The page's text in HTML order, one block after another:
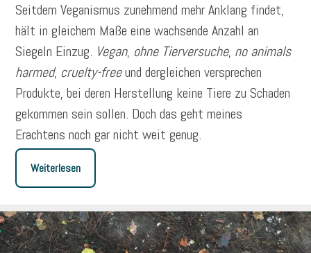
Seitdem Veganismus zunehmend mehr Anklang findet,
hält in gleichem Maße eine wachsende Anzahl an
Siegeln Einzug. Vegan, ohne Tierversuche, no animals
harmed, cruelty-freeund dergleichen versprechen
Produkte, bei deren Herstellung keine Tiere zu Schaden
gekommen sein sollen. Doch das geht meines
Erachtens noch gar nicht weit genug.
Weiterlesen